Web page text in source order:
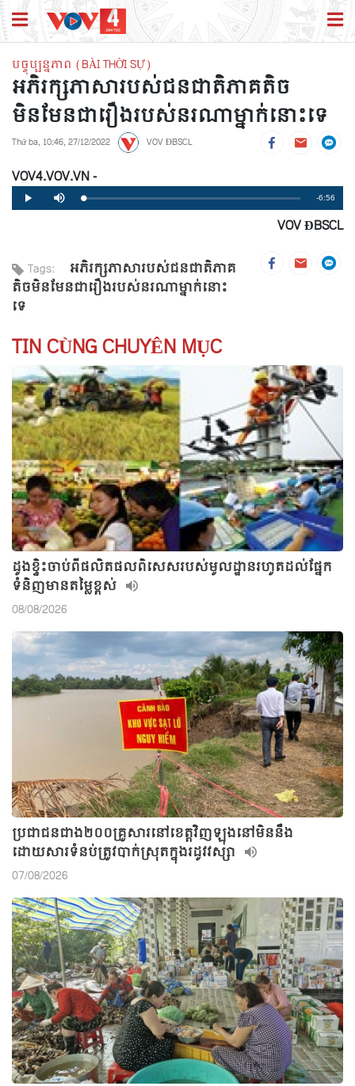
បច្ចុប្បន្នភាព (BÀI THỜI SỰ)
អភិរក្សភាសារបស់ជនជាតិភាគតិច
មិនមែនជារឿងរបស់នរណាម្នាក់នោះទេ
Thứ ba, 10:46, 27/12/2022 VOV ĐBSCL
VOV4.VOV.VN -
Play Mute Loaded:
0%
Progress:
0%
Remaining
Time
-6:56
VOV ĐBSCL
Tags:
អភិរក្សភាសារបស់ជនជាតិភាគ
តិចមិនមែនជារឿងរបស់នរណាម្នាក់នោះ
ទេ
TIN CÙNG CHUYÊN MỤC
ដូងខ្ទិះចាប់ពីផលិតផលពិសេសរបស់មូលដ្ឋានរហូតដល់ផ្នែក
ទំនិញមានតម្លៃខ្ពស់
08/08/2026
ប្រជាជនជាង២០០គ្រួសារនៅខេត្តវិញឡុងនៅមិននឹង
ដោយសារទំនប់ត្រូវបាក់ស្រុតក្នុងរដូវវស្សា
07/08/2026